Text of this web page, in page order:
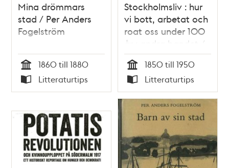
Mina drömmars
stad / Per Anders
Fogelström
Tid
1860 till 1880
Typ
Litteraturtips
Stockholmsliv : hur
vi bott, arbetat och
roat oss under 100
år : andra bandet /
Staffan Tjerneld
Tid
1850 till 1950
Typ
Litteraturtips